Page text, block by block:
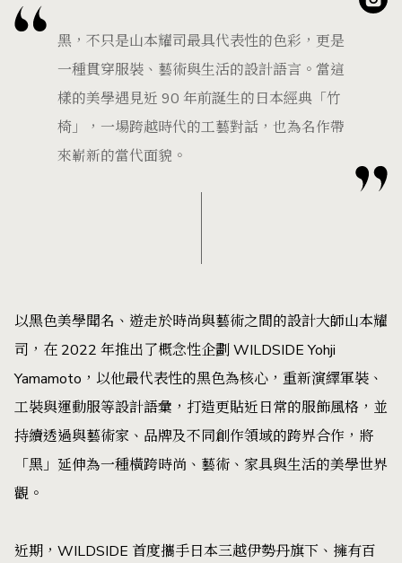
黑，不只是山本耀司最具代表性的色彩，更是
一種貫穿服裝、藝術與生活的設計語言。當這
樣的美學遇見近 90 年前誕生的日本經典「竹
椅」，一場跨越時代的工藝對話，也為名作帶
來嶄新的當代面貌。
以黑色美學聞名、遊走於時尚與藝術之間的設計大師山本耀
司，在 2022 年推出了概念性企劃 WILDSIDE Yohji
Yamamoto，以他最代表性的黑色為核心，重新演繹軍裝、
工裝與運動服等設計語彙，打造更貼近日常的服飾風格，並
持續透過與藝術家、品牌及不同創作領域的跨界合作，將
「黑」延伸為一種橫跨時尚、藝術、家具與生活的美學世界
觀。
近期，WILDSIDE 首度攜手日本三越伊勢丹旗下、擁有百